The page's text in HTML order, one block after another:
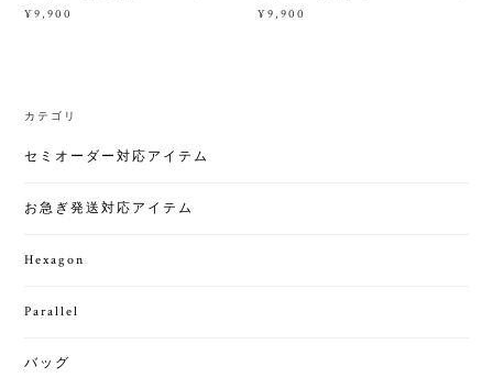
¥9,900 ¥9,900
カテゴリ
セミオーダー対応アイテム
お急ぎ発送対応アイテム
Hexagon
Parallel
バッグ